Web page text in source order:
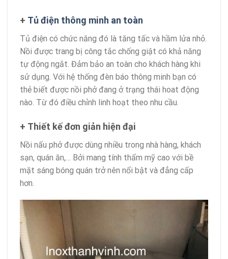
+ Tủ điện thông minh an toàn
Tủ điện có chức năng đó là tăng tấc và hầm lửa nhỏ.
Nồi được trang bị công tắc chống giật có khả năng
tự động ngắt. Đảm bảo an toàn cho khách hàng khi
sử dụng. Với hệ thống đèn báo thông minh bạn có
thẻ biết được nồi phở đang ở trạng thái hoat động
nào. Từ đó điều chỉnh linh hoạt theo nhu cầu.
+ Thiết kế đơn giản hiện đại
Nồi nấu phở được dùng nhiều trong nhà hàng, khách
sạn, quán ăn,… Bởi mang tính thẩm mỹ cao với bề
mặt sáng bóng quán trở nên nổi bật và đẳng cấp
hơn.